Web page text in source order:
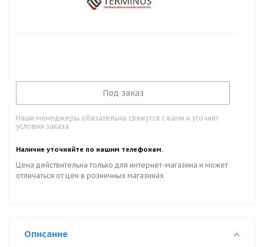
Под заказ
Наши менеджеры обязательно свяжутся с вами и уточнят
условия заказа
Наличие уточняйте по нашим телефонам.
Цена действительна только для интернет-магазина и может
отличаться от цен в розничных магазинах
Описание